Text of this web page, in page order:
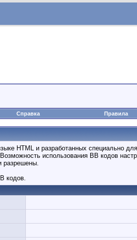
Справка Правила
HTML и разработанных специально
использования BB кодов
разрешены.
кодов.